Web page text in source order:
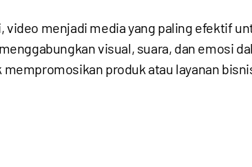
video menjadi media yang paling efektif
visual, suara, dan emosi
mempromosikan produk atau layanan